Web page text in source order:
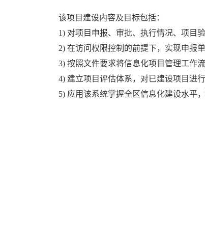
该项目建设内容及目标包括：
1) 对项目申报、审批、执行情况、项目验
2) 在访问权限控制的前提下，实现申报单
3) 按照文件要求将信息化项目管理工作流
4) 建立项目评估体系，对已建设项目进行
5) 应用该系统掌握全区信息化建设水平，